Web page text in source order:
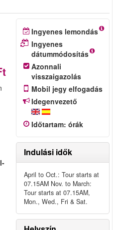
Ingyenes lemondás
Ingyenes
dátummódosítás
Azonnali
visszaigazolás
Mobil jegy elfogadás
Idegenvezető
Időtartam: órák
Indulási idők
April to Oct.: Tour starts at
07.15AM Nov. to March:
Tour starts at 07.15AM,
Mon., Wed., Fri & Sat.